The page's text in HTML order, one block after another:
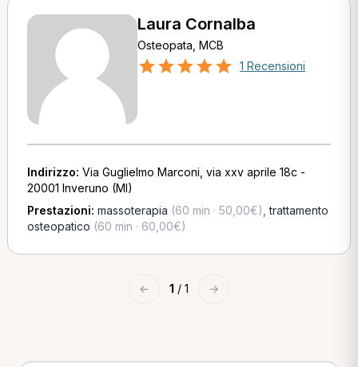
Laura Cornalba
Osteopata, MCB
1 Recensioni
Indirizzo: Via Guglielmo Marconi, via xxv aprile 18c -
20001 Inveruno (MI)
Prestazioni: massoterapia (60 min · 50,00€) ,trattamento
osteopatico (60 min · 60,00€)
← 1 / 1 →